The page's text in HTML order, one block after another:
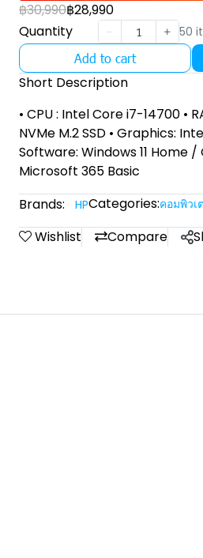
฿30,990฿28,990
Quantity
50
Add to cart
Short Description
• CPU : Intel Core i7-14700 •
NVMe M.2 SSD • Graphics:
Software: Windows 11 Home
Microsoft 365 Basic
Brands:
HPCategories:คอมพิวเ
Wishlist Compare